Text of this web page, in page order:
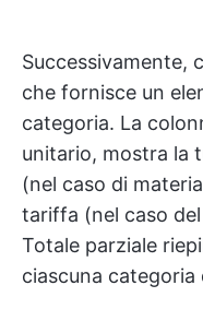
Successivamente,
che fornisce un
categoria. La
unitario, mostra la
(nel caso di
tariffa (nel caso
Totale parziale
ciascuna categoria